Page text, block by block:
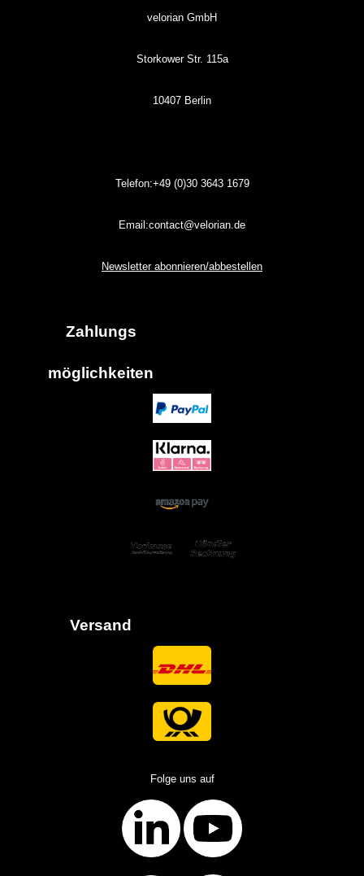
velorian GmbH
Storkower Str. 115a
10407 Berlin
Telefon:+49 (0)3036431679
Email:contact@velorian.de
Newsletter abonnieren/abbestellen
Zahlungs
möglich keiten
Versand
Folge uns auf